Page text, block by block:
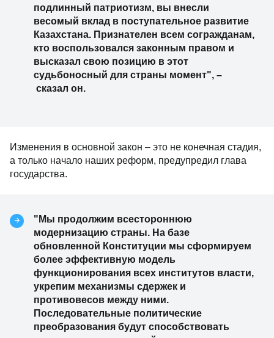
подлинный патриотизм, вы внесли
весомый вклад в поступательное развитие
Казахстана. Признателен всем согражданам,
кто воспользовался законным правом и
высказал свою позицию в этот
судьбоносный для страны момент", –
сказал он.
Изменения в основной закон – это не конечная стадия,
а только начало наших реформ, предупредил глава
государства.
"Мы продолжим всестороннюю
модернизацию страны. На базе
обновленной Конституции мы сформируем
более эффективную модель
функционирования всех институтов власти,
укрепим механизмы сдержек и
противовесов между ними.
Последовательные политические
преобразования будут способствовать